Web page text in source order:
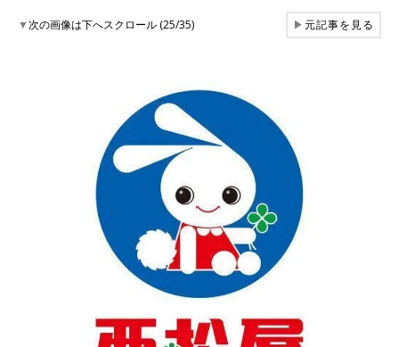
▼次の画像は下へスクロール (25/35) ▶元記事を見る